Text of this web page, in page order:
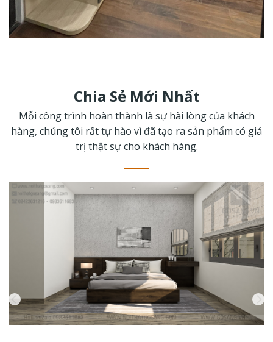
Chia Sẻ Mới Nhất
Mỗi công trình hoàn thành là sự hài lòng của khách
hàng, chúng tôi rất tự hào vì đã tạo ra sản phẩm có giá
trị thật sự cho khách hàng.